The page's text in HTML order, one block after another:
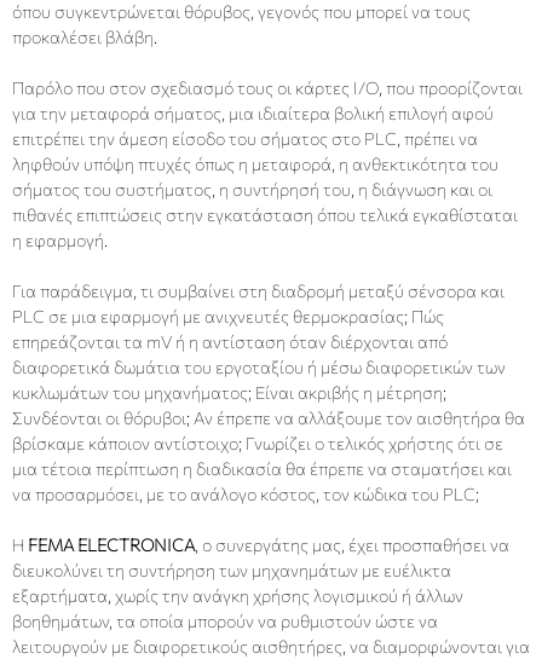
όπου συγκεντρώνεται θόρυβος, γεγονός που μπορεί να τους
προκαλέσει βλάβη.
Παρόλο που στον σχεδιασμό τους οι κάρτες I/O, που προορίζονται
για την μεταφορά σήματος, μια ιδιαίτερα βολική επιλογή αφού
επιτρέπει την άμεση είσοδο του σήματος στο PLC, πρέπει να
ληφθούν υπόψη πτυχές όπως η μεταφορά, η ανθεκτικότητα του
σήματος του συστήματος, η συντήρησή του, η διάγνωση και οι
πιθανές επιπτώσεις στην εγκατάσταση όπου τελικά εγκαθίσταται
η εφαρμογή.
Για παράδειγμα, τι συμβαίνει στη διαδρομή μεταξύ σένσορα και
PLC σε μια εφαρμογή με ανιχνευτές θερμοκρασίας; Πώς
επηρεάζονται τα mV ή η αντίσταση όταν διέρχονται από
διαφορετικά δωμάτια του εργοταξίου ή μέσω διαφορετικών των
κυκλωμάτων του μηχανήματος; Είναι ακριβής η μέτρηση;
Συνδέονται οι θόρυβοι; Αν έπρεπε να αλλάξουμε τον αισθητήρα θα
βρίσκαμε κάποιον αντίστοιχο; Γνωρίζει ο τελικός χρήστης ότι σε
μια τέτοια περίπτωση η διαδικασία θα έπρεπε να σταματήσει και
να προσαρμόσει, με το ανάλογο κόστος, τον κώδικα του PLC;
Η FEMA ELECTRONICA, ο συνεργάτης μας, έχει προσπαθήσει να
διευκολύνει τη συντήρηση των μηχανημάτων με ευέλικτα
εξαρτήματα, χωρίς την ανάγκη χρήσης λογισμικού ή άλλων
βοηθημάτων, τα οποία μπορούν να ρυθμιστούν ώστε να
λειτουργούν με διαφορετικούς αισθητήρες, να διαμορφώνονται για